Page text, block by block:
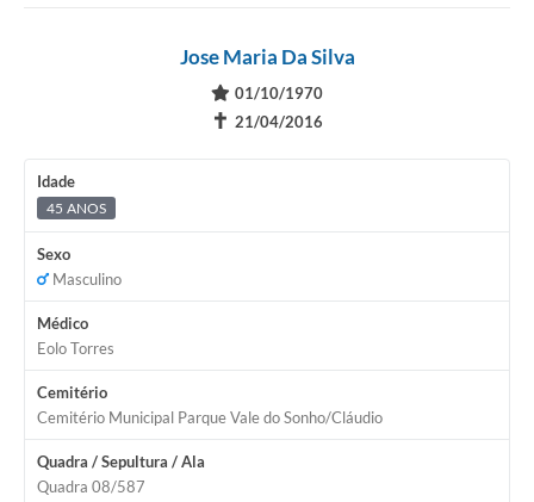
Jose Maria Da Silva
01/10/1970
✝ 21/04/2016
Idade
45 ANOS
Sexo
Masculino
Médico
Eolo Torres
Cemitério
Cemitério Municipal Parque Vale do Sonho/Cláudio
Quadra / Sepultura / Ala
Quadra 08/587